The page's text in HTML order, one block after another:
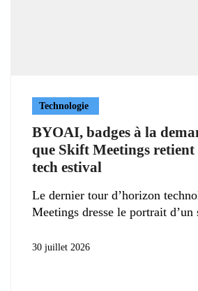
Technologie
BYOAI, badges à la
que Skift Meetings retient
tech estival
Le dernier tour d’horizon
Meetings dresse le portrait d’un
30 juillet 2026